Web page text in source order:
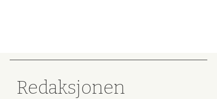
Redaksjonen